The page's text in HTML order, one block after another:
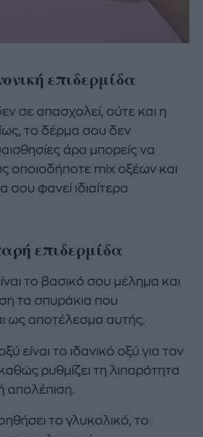
επιδερμίδα
σε απασχολεί, ούτε και η
το δέρμα σου δεν
άρα μπορείς να
οποιοδήποτε mix οξέων και
σου φανεί ιδιαίτερα
επιδερμίδα
το βασικό σου μέλημα και
τα σπυράκια που
ως αποτέλεσμα αυτής.
είναι το ιδανικό οξύ για τον
ρυθμίζει τη λιπαρότητα
απολέπιση.
το γλυκολικό, το